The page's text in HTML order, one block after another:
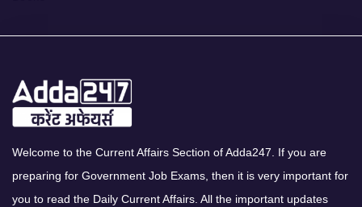
Welcome to the Current Affairs Section of Adda247. If you are
preparing for Government Job Exams, then it is very important for
you to read the Daily Current Affairs. All the important updates